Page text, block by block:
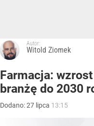
Autor:
Witold Ziomek
Farmacja:
branżę do 2030
Dodano:27 lipca 13:15